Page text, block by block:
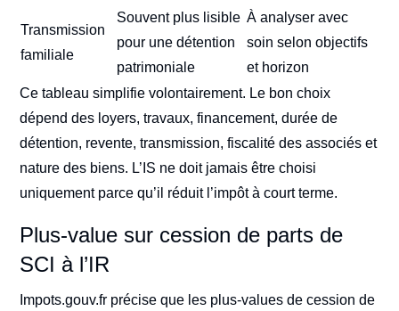
Transmission
familiale
Souvent plus lisible
pour une détention
patrimoniale
À analyser avec
soin selon objectifs
et horizon
Ce tableau simplifie volontairement. Le bon choix
dépend des loyers, travaux, financement, durée de
détention, revente, transmission, fiscalité des associés et
nature des biens. L’IS ne doit jamais être choisi
uniquement parce qu’il réduit l’impôt à court terme.
Plus-value sur cession de parts de
SCI à l’IR
Impots.gouv.fr précise que les plus-values de cession de